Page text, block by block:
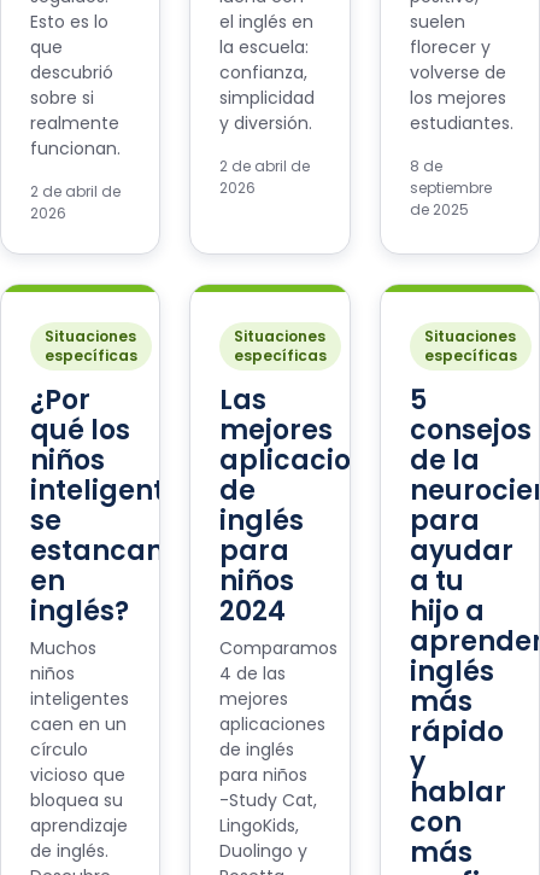
Esto es lo
que
descubrió
sobre si
realmente
funcionan.
2 de abril de
2026
el inglés en
la escuela:
confianza,
simplicidad
y diversión.
2 de abril de
2026
suelen
florecer y
volverse de
los mejores
estudiantes.
8 de
septiembre
de 2025
Situaciones
específicas
¿Por
qué los
niños
inteligentes
se
estancan
en
inglés?
Muchos
niños
inteligentes
caen en un
círculo
vicioso que
bloquea su
aprendizaje
de inglés.
Situaciones
específicas
Las
mejores
aplicaciones
de
inglés
para
niños
2024
Comparamos
4 de las
mejores
aplicaciones
de inglés
para niños
-Study Cat,
LingoKids,
Duolingo y
Situaciones
específicas
5
consejos
de la
para
ayudar
a tu
hijo a
inglés
más
rápido
y
hablar
con
más